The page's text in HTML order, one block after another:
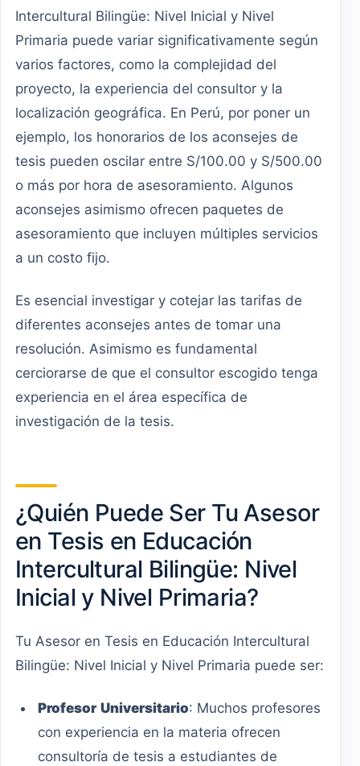
Intercultural Bilingüe: Nivel Inicial y Nivel
Primaria puede variar significativamente según
varios factores, como la complejidad del
proyecto, la experiencia del consultor y la
localización geográfica. En Perú, por poner un
ejemplo, los honorarios de los aconsejes de
tesis pueden oscilar entre S/100.00 y S/500.00
o más por hora de asesoramiento. Algunos
aconsejes asimismo ofrecen paquetes de
asesoramiento que incluyen múltiples servicios
a un costo fijo.
Es esencial investigar y cotejar las tarifas de
diferentes aconsejes antes de tomar una
resolución. Asimismo es fundamental
cerciorarse de que el consultor escogido tenga
experiencia en el área específica de
investigación de la tesis.
¿Quién Puede Ser Tu Asesor
en Tesis en Educación
Intercultural Bilingüe: Nivel
Inicial y Nivel Primaria?
Tu Asesor en Tesis en Educación Intercultural
Bilingüe: Nivel Inicial y Nivel Primaria puede ser:
Profesor Universitario: Muchos profesores
con experiencia en la materia ofrecen
consultoría de tesis a estudiantes de